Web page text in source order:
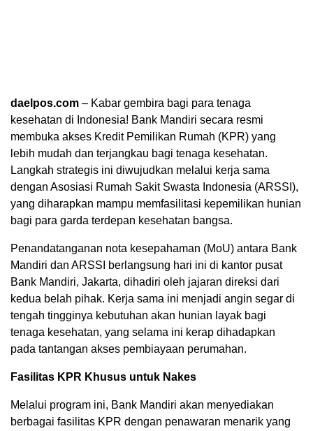
daelpos.com – Kabar gembira bagi para tenaga
kesehatan di Indonesia! Bank Mandiri secara resmi
membuka akses Kredit Pemilikan Rumah (KPR) yang
lebih mudah dan terjangkau bagi tenaga kesehatan.
Langkah strategis ini diwujudkan melalui kerja sama
dengan Asosiasi Rumah Sakit Swasta Indonesia (ARSSI),
yang diharapkan mampu memfasilitasi kepemilikan hunian
bagi para garda terdepan kesehatan bangsa.
Penandatanganan nota kesepahaman (MoU) antara Bank
Mandiri dan ARSSI berlangsung hari ini di kantor pusat
Bank Mandiri, Jakarta, dihadiri oleh jajaran direksi dari
kedua belah pihak. Kerja sama ini menjadi angin segar di
tengah tingginya kebutuhan akan hunian layak bagi
tenaga kesehatan, yang selama ini kerap dihadapkan
pada tantangan akses pembiayaan perumahan.
Fasilitas KPR Khusus untuk Nakes
Melalui program ini, Bank Mandiri akan menyediakan
berbagai fasilitas KPR dengan penawaran menarik yang